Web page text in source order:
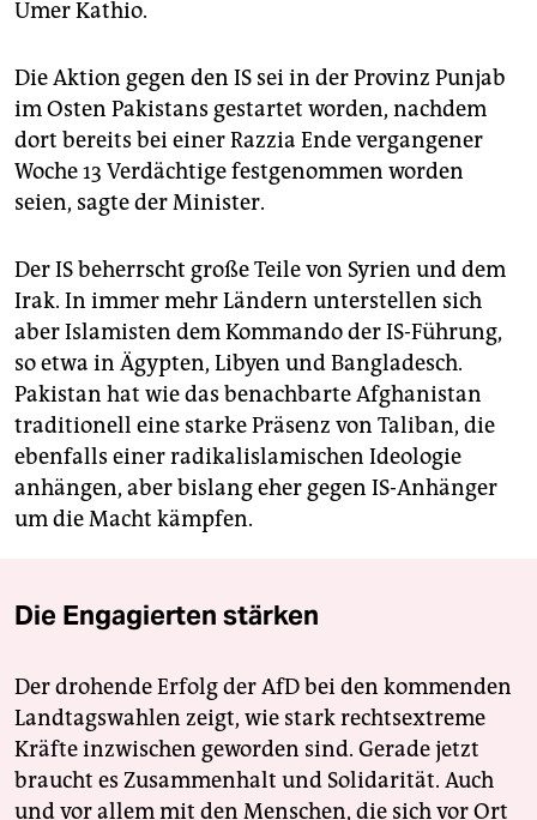
Umer Kathio.
Die Aktion gegen den IS sei in der Provinz Punjab
im Osten Pakistans gestartet worden, nachdem
dort bereits bei einer Razzia Ende vergangener
Woche 13 Verdächtige festgenommen worden
seien, sagte der Minister.
Der IS beherrscht große Teile von Syrien und dem
Irak. In immer mehr Ländern unterstellen sich
aber Islamisten dem Kommando der IS-Führung,
so etwa in Ägypten, Libyen und Bangladesch.
Pakistan hat wie das benachbarte Afghanistan
traditionell eine starke Präsenz von Taliban, die
ebenfalls einer radikalislamischen Ideologie
anhängen, aber bislang eher gegen IS-Anhänger
um die Macht kämpfen.
Die Engagierten stärken
Der drohende Erfolg der AfD bei den kommenden
Landtagswahlen zeigt, wie stark rechtsextreme
Kräfte inzwischen geworden sind. Gerade jetzt
braucht es Zusammenhalt und Solidarität. Auch
und vor allem mit den Menschen, die sich vor Ort